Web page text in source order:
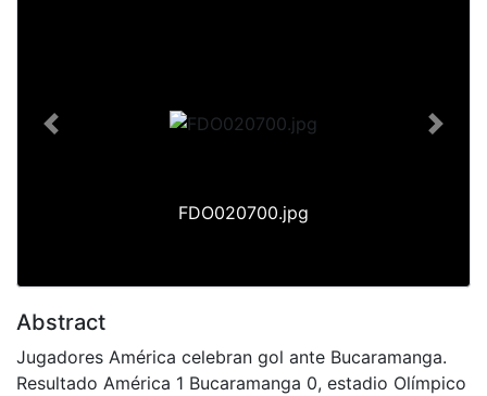
FDO020700.jpg
Previous Next
Abstract
Jugadores América celebran gol ante Bucaramanga.
Resultado América 1 Bucaramanga 0, estadio Olímpico